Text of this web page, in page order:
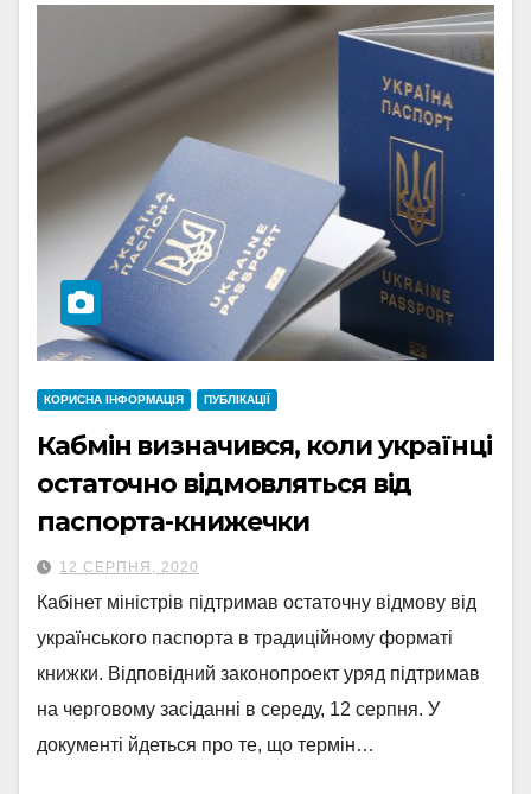
КОРИСНА ІНФОРМАЦІЯ ПУБЛІКАЦІЇ
Кабмін визначився, коли українці
остаточно відмовляться від
паспорта-книжечки
12 СЕРПНЯ, 2020
Кабінет міністрів підтримав остаточну відмову від
українського паспорта в традиційному форматі
книжки. Відповідний законопроект уряд підтримав
на черговому засіданні в середу, 12 серпня. У
документі йдеться про те, що термін…